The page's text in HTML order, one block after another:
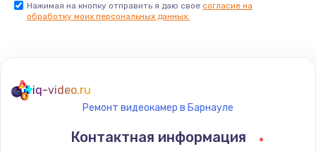
Нажимая на кнопку отправить я даю свое согласие на
обработку моих персональных данных.
iq-video.ru
Ремонт видеокамер в Барнауле
Контактная информация